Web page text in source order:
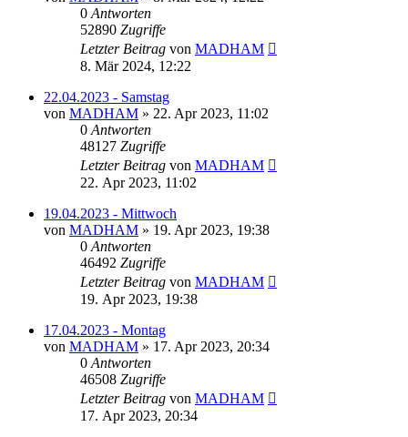
0 Antworten
52890 Zugriffe
Letzter Beitrag von MADHAM
8. Mär 2024, 12:22
22.04.2023 - Samstag
von MADHAM » 22. Apr 2023, 11:02
0 Antworten
48127 Zugriffe
Letzter Beitrag von MADHAM
22. Apr 2023, 11:02
19.04.2023 - Mittwoch
von MADHAM » 19. Apr 2023, 19:38
0 Antworten
46492 Zugriffe
Letzter Beitrag von MADHAM
19. Apr 2023, 19:38
17.04.2023 - Montag
von MADHAM » 17. Apr 2023, 20:34
0 Antworten
46508 Zugriffe
Letzter Beitrag von MADHAM
17. Apr 2023, 20:34